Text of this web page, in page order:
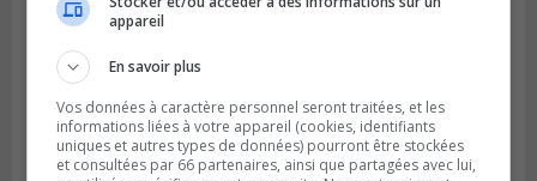
appareil
En savoir plus
Vos données à caractère personnel seront traitées, et les
informations liées à votre appareil (cookies, identifiants
uniques et autres types de données) pourront être stockées
et consultées par 66 partenaires, ainsi que partagées avec lui,